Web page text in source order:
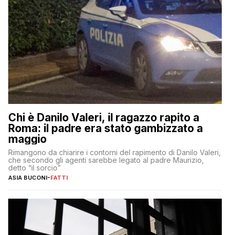
Chi è Danilo Valeri, il ragazzo rapito a
Roma: il padre era stato gambizzato a
maggio
Rimangono da chiarire i contorni del rapimento di Danilo Valeri,
che secondo gli agenti sarebbe legato al padre Maurizio,
detto “il sorcio”
ASIA BUCONI-FATTI